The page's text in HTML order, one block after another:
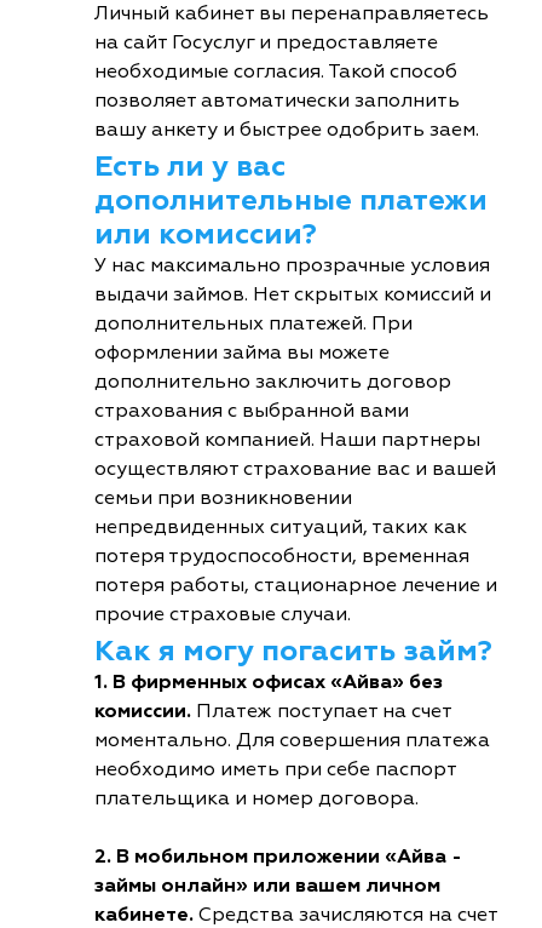
Личный кабинет вы перенаправляетесь
на сайт Госуслуг и предоставляете
необходимые согласия. Такой способ
позволяет автоматически заполнить
вашу анкету и быстрее одобрить заем.
Есть ли у вас
дополнительные платежи
или комиссии?
У нас максимально прозрачные условия
выдачи займов. Нет скрытых комиссий и
дополнительных платежей. При
оформлении займа вы можете
дополнительно заключить договор
страхования с выбранной вами
страховой компанией. Наши партнеры
осуществляют страхование вас и вашей
семьи при возникновении
непредвиденных ситуаций, таких как
потеря трудоспособности, временная
потеря работы, стационарное лечение и
прочие страховые случаи.
Как я могу погасить займ?
1. В фирменных офисах «Айва» без
комиссии. Платеж поступает на счет
моментально. Для совершения платежа
необходимо иметь при себе паспорт
плательщика и номер договора.
2. В мобильном приложении «Айва -
займы онлайн» или вашем личном
кабинете. Средства зачисляются на счет